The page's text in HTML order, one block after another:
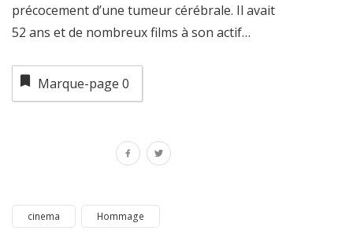
précocement d’une tumeur cérébrale. Il avait
52 ans et de nombreux films à son actif…
Marque-page 0
cinema Hommage